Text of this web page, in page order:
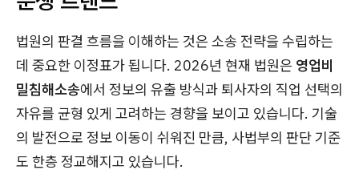
법원의 판결 흐름을 이해하는 것은 소송 전략을 수립하는
데 중요한 이정표가 됩니다. 2026년 현재 법원은 영업비
밀침해소송에서 정보의 유출 방식과 퇴사자의 직업 선택의
자유를 균형 있게 고려하는 경향을 보이고 있습니다. 기술
의 발전으로 정보 이동이 쉬워진 만큼, 사법부의 판단 기준
도 한층 정교해지고 있습니다.